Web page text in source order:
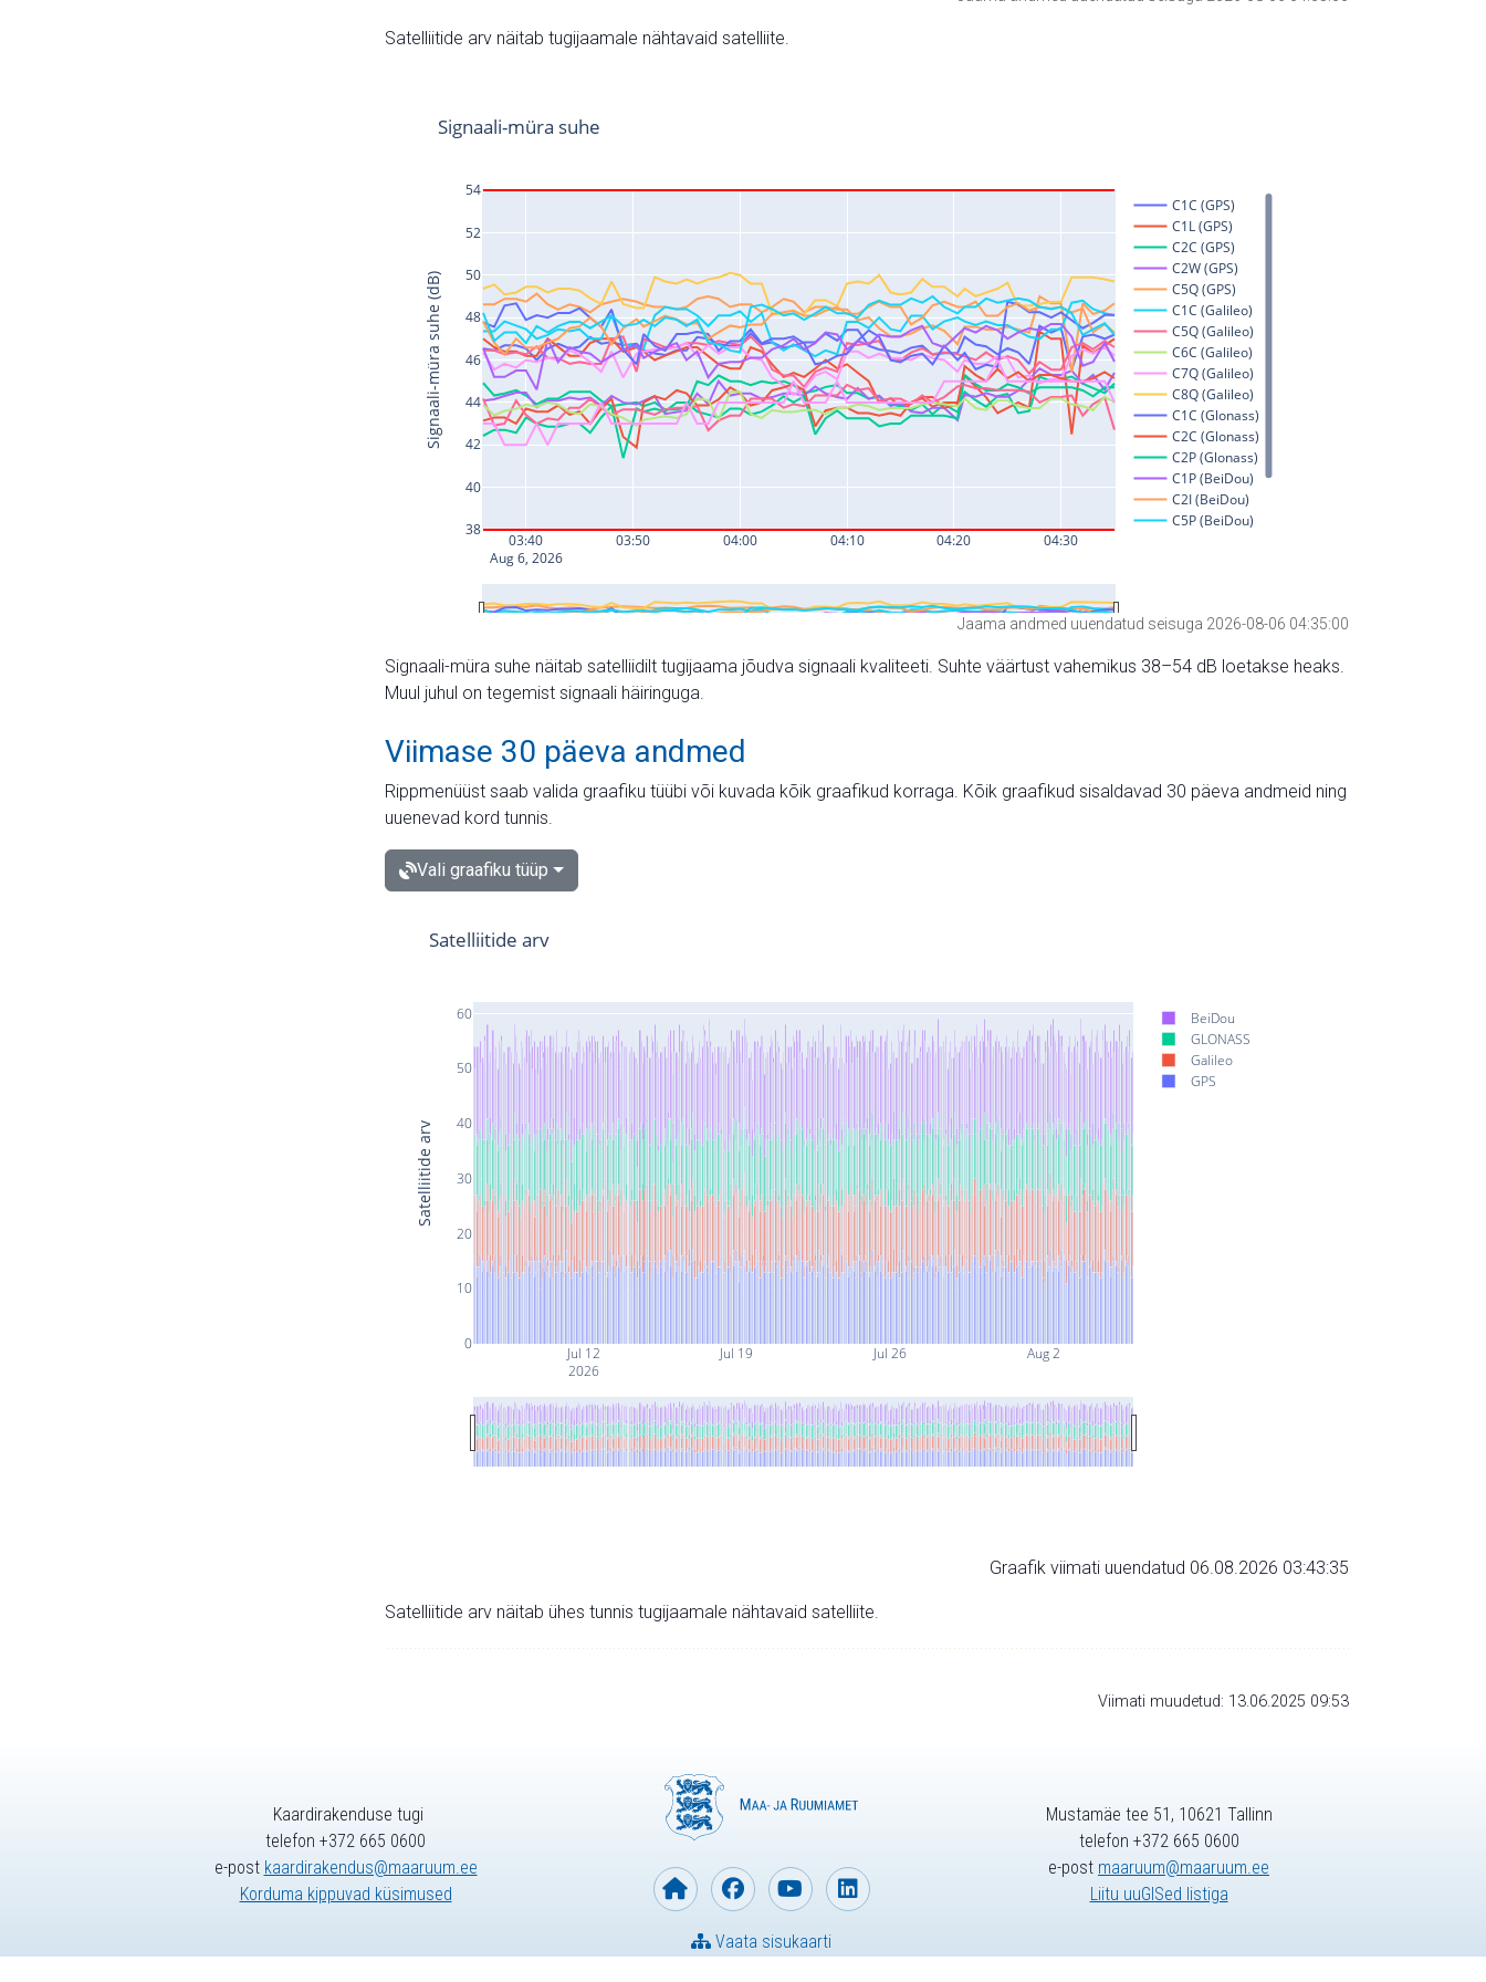
Satelliitide arv näitab tugijaamale nähtavaid satelliite.
Jaama andmed uuendatud seisuga 2026-08-06 04:35:00
Signaali-müra suhe näitab satelliidilt tugijaama jõudva signaali kvaliteeti. Suhte väärtust vahemikus 38–54 dB loetakse heaks.
Muul juhul on tegemist signaali häiringuga.
Viimase 30 päeva andmed
Rippmenüüst saab valida graafiku tüübi või kuvada kõik graafikud korraga. Kõik graafikud sisaldavad 30 päeva andmeid ning
uuenevad kord tunnis.
Vali graafiku tüüp
Jul 12
2026
Jul 19 Jul 26 Aug 2
0
10
20
30
40
50
60
BeiDou
GLONASS
Galileo
GPS
Satelliitide arv
Satelliitide arv
Graafik viimati uuendatud 06.08.2026 03:43:35
Satelliitide arv näitab ühes tunnis tugijaamale nähtavaid satelliite.
Viimati muudetud: 13.06.2025 09:53
Kaardirakenduse tugi
telefon +372 665 0600
e-post kaardirakendus@maaruum.ee
Korduma kippuvad küsimused
Vaata sisukaarti
Mustamäe tee 51, 10621 Tallinn
telefon +372 665 0600
e-post maaruum@maaruum.ee
Liitu uuGISed listiga